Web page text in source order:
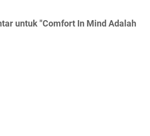
untuk "Comfort In Mind Adalah